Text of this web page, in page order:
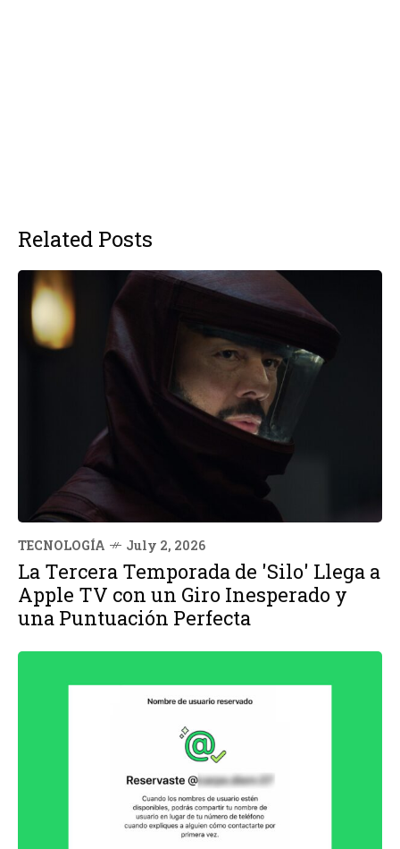
Related Posts
TECNOLOGÍA July 2, 2026
La Tercera Temporada de 'Silo' Llega a
Apple TV con un Giro Inesperado y
una Puntuación Perfecta